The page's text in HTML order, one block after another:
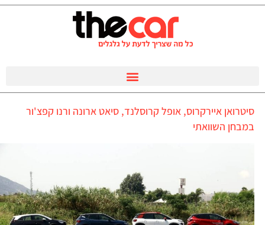
סיטרואן איירקרוס, אופל קרוסלנד, סיאט ארונה ורנו קפצ'ור
במבחן השוואתי